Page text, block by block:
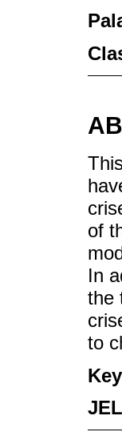
of
In
the
to